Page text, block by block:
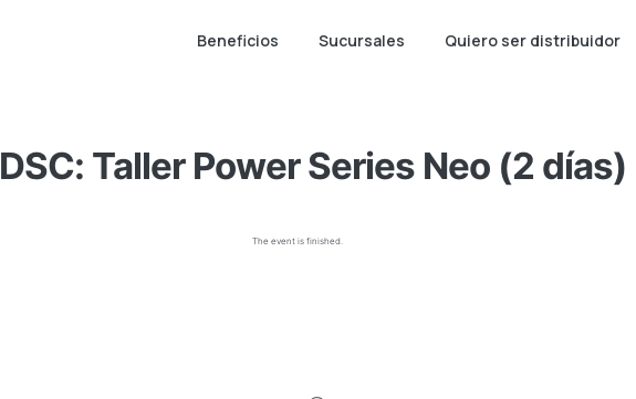
Beneficios Sucursales Quiero ser distribuidor
DSC: Taller Power Series Neo (2 días)
The event is finished.